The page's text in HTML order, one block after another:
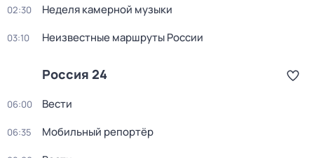
02:30 Неделя камерной музыки
03:10 Неизвестные маршруты России
Россия 24
06:00 Вести
06:35 Мобильный репортёр